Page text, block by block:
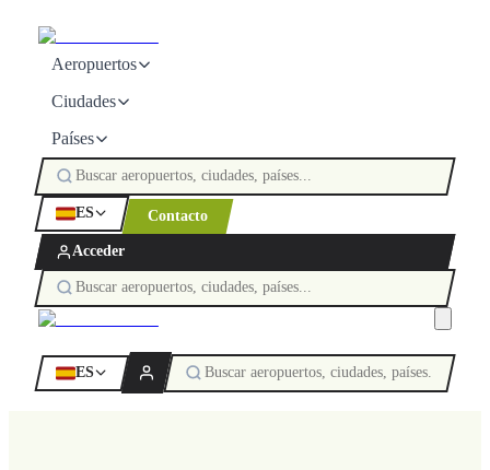
Aeropuertos
Ciudades
Países
ES Contacto
Acceder
ES